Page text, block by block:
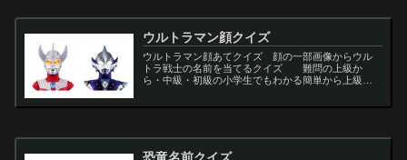
ウルトラマン顔クイズ
ウルトラマン顔あてクイズ 顔の一部画像からウル
トラ戦士の名前を当てるクイズ 難問の上級か
ら・中級・初級の小学生でもわかる簡単から上級者